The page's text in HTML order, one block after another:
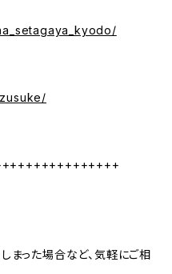
まった場合など、気軽にご相